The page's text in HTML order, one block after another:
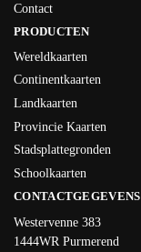
Contact
PRODUCTEN
Wereldkaarten
Continentkaarten
Landkaarten
Provincie Kaarten
Stadsplattegronden
Schoolkaarten
CONTACTGEGEVENS
Westervenne 383
1444WR Purmerend